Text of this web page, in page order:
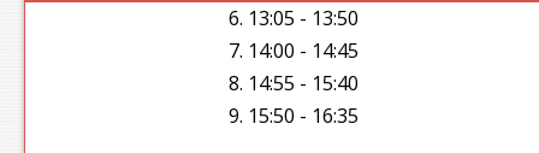
6. 13:05 - 13:50
7. 14:00 - 14:45
8. 14:55 - 15:40
9. 15:50 - 16:35